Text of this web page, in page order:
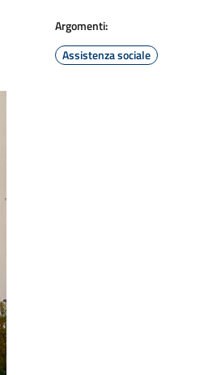
Argomenti:
Assistenza sociale